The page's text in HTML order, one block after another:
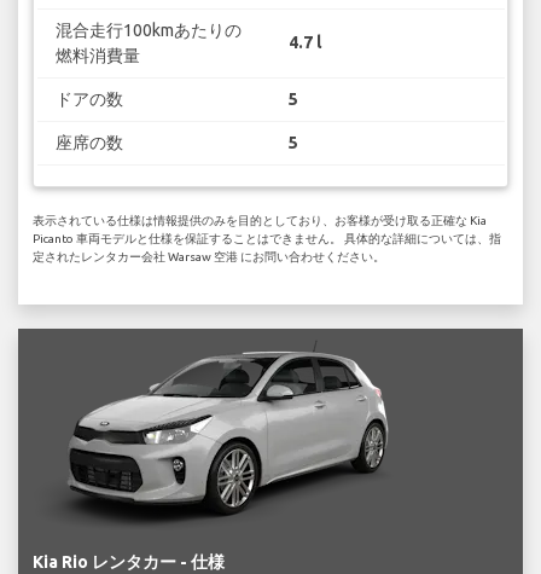
混合走行100kmあたりの
燃料消費量
4.7 l
ドアの数 5
座席の数 5
表示されている仕様は情報提供のみを目的としており、お客様が受け取る正確な Kia
Picanto 車両モデルと仕様を保証することはできません。 具体的な詳細については、指
定されたレンタカー会社 Warsaw 空港 にお問い合わせください。
Kia Rio レンタカー - 仕様